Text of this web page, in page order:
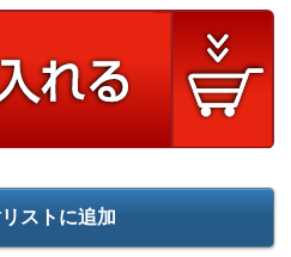
ストに追加